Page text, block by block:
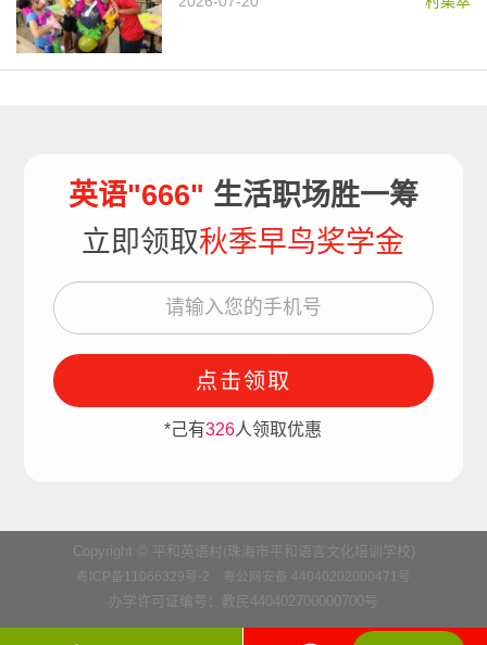
英语"666" 生活职场胜一筹
立即领取秋季早鸟奖学金
点击领取
*己有326人领取优惠
Copyright © 平和英语村(珠海市平和语言文化培训学校)
粤ICP备11066329号-2 粤公网安备 44040202000471号
办学许可证编号：教民440402700000700号